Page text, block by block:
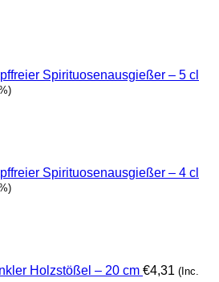
Spirituosenausgießer – 5 cl
Spirituosenausgießer – 4 cl
Holzstößel – 20 cm €4,31 (Inc.